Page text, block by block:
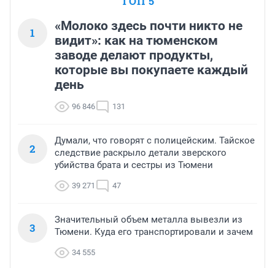
1
«Молоко здесь почти никто не
видит»: как на тюменском
заводе делают продукты,
которые вы покупаете каждый
день
96 846 131
2
Думали, что говорят с полицейским. Тайское
следствие раскрыло детали зверского
убийства брата и сестры из Тюмени
39 271 47
3
Значительный объем металла вывезли из
Тюмени. Куда его транспортировали и зачем
34 555